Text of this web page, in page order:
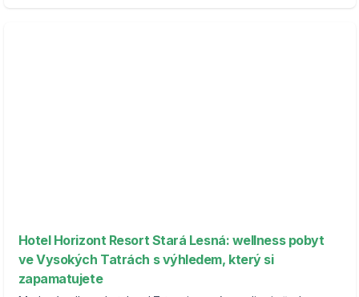
Hotel Horizont Resort Stará Lesná: wellness pobyt
ve Vysokých Tatrách s výhledem, který si
zapamatujete